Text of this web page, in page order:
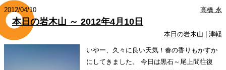
高橋 永
2012/04/10
本日の岩木山 ～ 2012年4月10日
本日の岩木山 津軽
いやー、久々に良い天気！春の香りもかすか
にしてきました。 今日は黒石～尾上間往復